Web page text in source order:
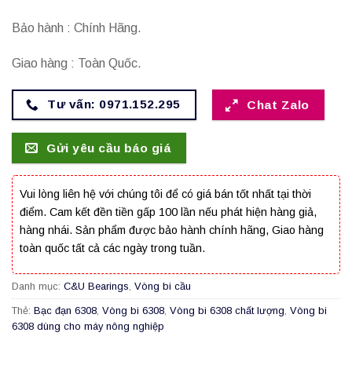
Bảo hành : Chính Hãng.
Giao hàng : Toàn Quốc.
Tư vấn: 0971.152.295 Chat Zalo
Gửi yêu cầu báo giá
Vui lòng liên hệ với chúng tôi để có giá bán tốt nhất tại thời
điểm. Cam kết đền tiền gấp 100 lần nếu phát hiện hàng giả,
hàng nhái. Sản phẩm được bảo hành chính hãng, Giao hàng
toàn quốc tất cả các ngày trong tuần.
Danh mục: C&U Bearings, Vòng bi cầu
Thẻ: Bạc đạn 6308, Vòng bi 6308, Vòng bi 6308 chất lượng, Vòng bi
6308 dùng cho máy nông nghiệp